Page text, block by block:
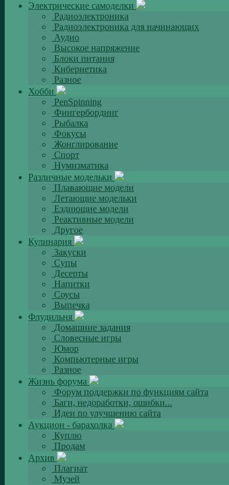
Электрические самоделки
Радиоэлектроника
Радиоэлектроника для начинающих
Аудио
Высокое напряжение
Блоки питания
Кибернетика
Разное
Хобби
PenSpinning
Фингербординг
Рыбалка
Фокусы
Жонглирование
Спорт
Нумизматика
Различные модельки
Плавающие модели
Летающие модельки
Ездиющие модели
Реактивные модели
Другое
Кулинария
Закуски
Супы
Десерты
Напитки
Соусы
Выпечка
Флудильня
Домашние задания
Словесные игры
Юмор
Компьютерные игры
Разное
Жизнь форума
Форум поддержки по функциям сайта
Баги, недоработки, ошибки...
Идеи по улучшению сайта
Аукцион - барахолка
Куплю
Продам
Архив
Плагиат
Музей